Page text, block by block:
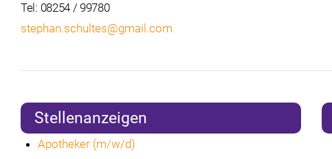
Tel: 08254 / 99780
stephan.schultes@gmail.com
Stellenanzeigen
Apotheker (m/w/d)